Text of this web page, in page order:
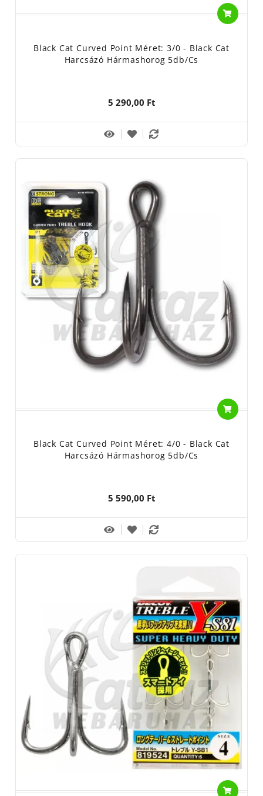
Black Cat Curved Point Méret: 3/0 - Black Cat
Harcsázó Hármashorog 5db/cs
5 290,00 Ft
Black Cat Curved Point Méret: 4/0 - Black Cat
Harcsázó Hármashorog 5db/cs
5 590,00 Ft